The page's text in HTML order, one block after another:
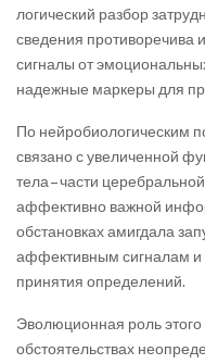
логический разбор
сведения противоречива
сигналы от
надежные маркеры для
По нейробиологическим
связано с увеличенной
тела – части
аффективно важной
обстановках амигдала
аффективным сигналам и
принятия определений.
Эволюционная роль
обстоятельствах